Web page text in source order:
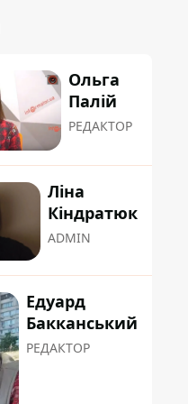
Ольга
Палій
РЕДАКТОР
Ліна
Кіндратюк
ADMIN
Едуард
Бакканський
РЕДАКТОР